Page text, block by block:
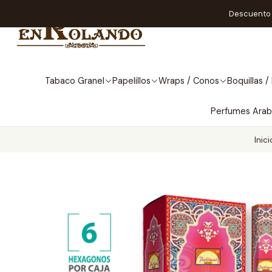
Tabaco Granel Papelillos Wraps / Conos Boquillas /
Perfumes
Descuento